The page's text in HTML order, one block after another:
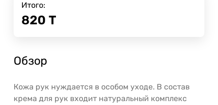
Итого:
820 Т
Обзор
Кожа рук нуждается в особом уходе. В состав
крема для рук входит натуральный комплекс